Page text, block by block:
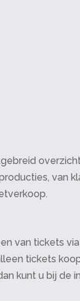
van
van tickets
tickets
kunt u bij de